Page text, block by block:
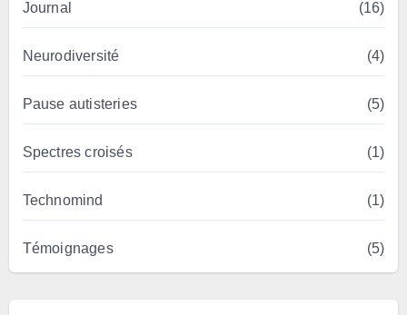
Journal (16)
Neurodiversité (4)
Pause autisteries (5)
Spectres croisés (1)
Technomind (1)
Témoignages (5)